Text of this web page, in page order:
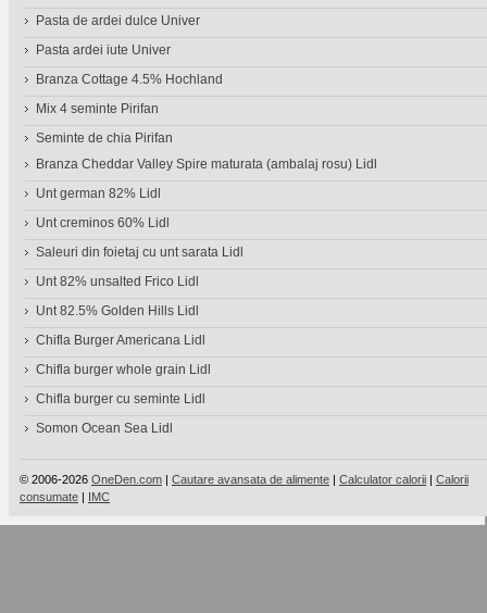
Pasta de ardei dulce Univer
Pasta ardei iute Univer
Branza Cottage 4.5% Hochland
Mix 4 seminte Pirifan
Seminte de chia Pirifan
Branza Cheddar Valley Spire maturata (ambalaj rosu) Lidl
Unt german 82% Lidl
Unt creminos 60% Lidl
Saleuri din foietaj cu unt sarata Lidl
Unt 82% unsalted Frico Lidl
Unt 82.5% Golden Hills Lidl
Chifla Burger Americana Lidl
Chifla burger whole grain Lidl
Chifla burger cu seminte Lidl
Somon Ocean Sea Lidl
© 2006-2026 OneDen.com | Cautare avansata de alimente | Calculator calorii | Calorii
consumate | IMC